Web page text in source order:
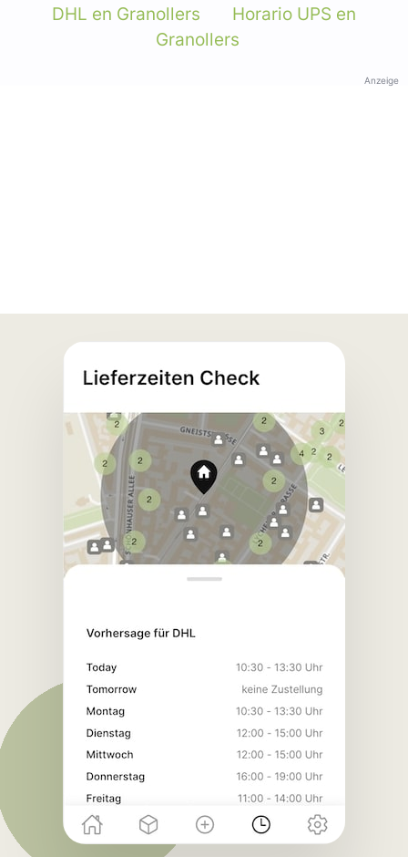
DHL en Granollers
Horario UPS en
Granollers
Anzeige